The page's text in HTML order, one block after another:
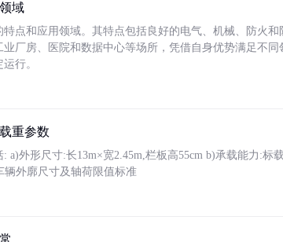
域
点和应用领域。其特点包括良好的电气、机械、防火和
厂房、医院和数据中心等场所，凭借自身优势满足不同
行。
重参数
a)外形尺寸:长13m×宽2.45m,栏板高55cm b)承载能力:标
辆外廓尺寸及轴荷限值标准